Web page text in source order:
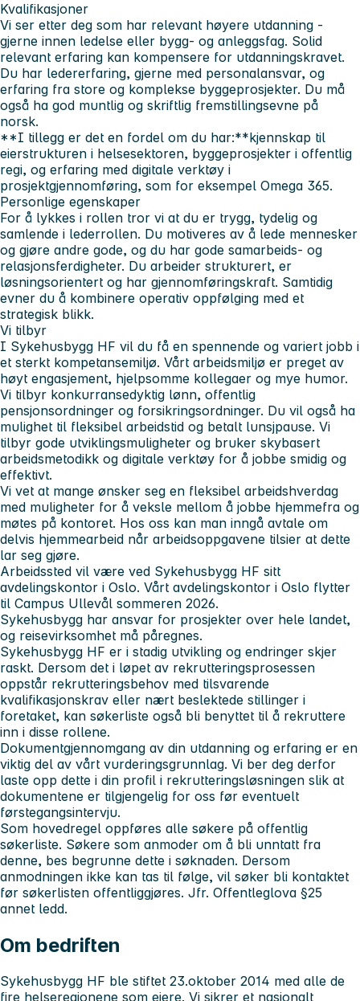
Kvalifikasjoner
Vi ser etter deg som har relevant høyere utdanning -
gjerne innen ledelse eller bygg- og anleggsfag. Solid
relevant erfaring kan kompensere for utdanningskravet.
Du har ledererfaring, gjerne med personalansvar, og
erfaring fra store og komplekse byggeprosjekter. Du må
også ha god muntlig og skriftlig fremstillingsevne på
norsk.
**I tillegg er det en fordel om du har:**kjennskap til
eierstrukturen i helsesektoren, byggeprosjekter i offentlig
regi, og erfaring med digitale verktøy i
prosjektgjennomføring, som for eksempel Omega 365.
Personlige egenskaper
For å lykkes i rollen tror vi at du er trygg, tydelig og
samlende i lederrollen. Du motiveres av å lede mennesker
og gjøre andre gode, og du har gode samarbeids- og
relasjonsferdigheter. Du arbeider strukturert, er
løsningsorientert og har gjennomføringskraft. Samtidig
evner du å kombinere operativ oppfølging med et
strategisk blikk.
Vi tilbyr
I Sykehusbygg HF vil du få en spennende og variert jobb i
et sterkt kompetansemiljø. Vårt arbeidsmiljø er preget av
høyt engasjement, hjelpsomme kollegaer og mye humor.
Vi tilbyr konkurransedyktig lønn, offentlig
pensjonsordninger og forsikringsordninger. Du vil også ha
mulighet til fleksibel arbeidstid og betalt lunsjpause. Vi
tilbyr gode utviklingsmuligheter og bruker skybasert
arbeidsmetodikk og digitale verktøy for å jobbe smidig og
effektivt.
Vi vet at mange ønsker seg en fleksibel arbeidshverdag
med muligheter for å veksle mellom å jobbe hjemmefra og
møtes på kontoret. Hos oss kan man inngå avtale om
delvis hjemmearbeid når arbeidsoppgavene tilsier at dette
lar seg gjøre.
Arbeidssted vil være ved Sykehusbygg HF sitt
avdelingskontor i Oslo. Vårt avdelingskontor i Oslo flytter
til Campus Ullevål sommeren 2026.
Sykehusbygg har ansvar for prosjekter over hele landet,
og reisevirksomhet må påregnes.
Sykehusbygg HF er i stadig utvikling og endringer skjer
raskt. Dersom det i løpet av rekrutteringsprosessen
oppstår rekrutteringsbehov med tilsvarende
kvalifikasjonskrav eller nært beslektede stillinger i
foretaket, kan søkerliste også bli benyttet til å rekruttere
inn i disse rollene.
Dokumentgjennomgang av din utdanning og erfaring er en
viktig del av vårt vurderingsgrunnlag. Vi ber deg derfor
laste opp dette i din profil i rekrutteringsløsningen slik at
dokumentene er tilgjengelig for oss før eventuelt
førstegangsintervju.
Som hovedregel oppføres alle søkere på offentlig
søkerliste. Søkere som anmoder om å bli unntatt fra
denne, bes begrunne dette i søknaden. Dersom
anmodningen ikke kan tas til følge, vil søker bli kontaktet
før søkerlisten offentliggjøres. Jfr. Offentleglova §25
annet ledd.
Om bedriften
Sykehusbygg HF ble stiftet 23.oktober 2014 med alle de
fire helseregionene som eiere. Vi sikrer et nasjonalt